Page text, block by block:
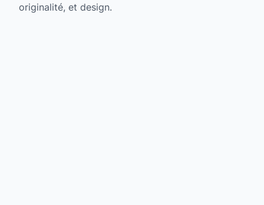
originalité, et design.